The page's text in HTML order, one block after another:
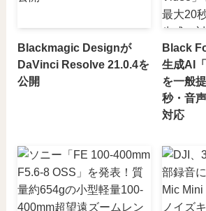
Blackmagic Designが
DaVinci Resolve 21.0.4を
公開
Black
生成AI
を一般
秒・音
対応